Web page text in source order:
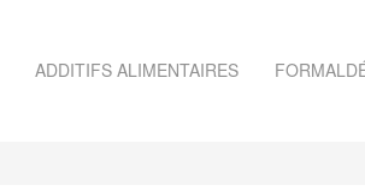
ADDITIFS ALIMENTAIRES